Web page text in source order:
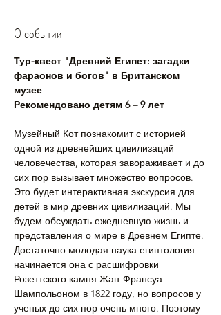
О событии
Тур-квест "Древний Египет: загадки
фараонов и богов" в Британском
музее
Рекомендовано детям 6 – 9 лет
Музейный Кот познакомит с историей
одной из древнейших цивилизаций
человечества, которая завораживает и до
сих пор вызывает множество вопросов.
Это будет интерактивная экскурсия для
детей в мир древних цивилизаций. Мы
будем обсуждать ежедневную жизнь и
представления о мире в Древнем Египте.
Достаточно молодая наука египтология
начинается она с расшифровки
Розеттского камня Жан-Франсуа
Шампольоном в 1822 году, но вопросов у
ученых до сих пор очень много. Поэтому